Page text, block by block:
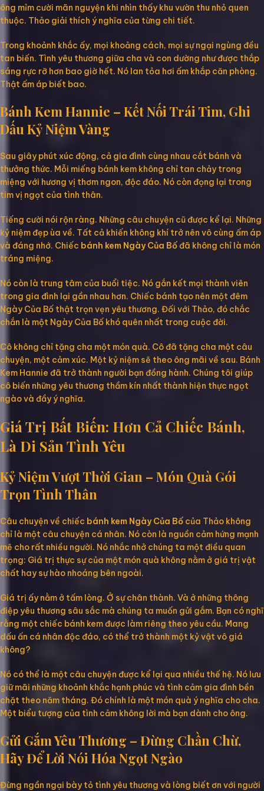
ông mỉm cười mãn nguyện khi nhìn thấy khu vườn thu nhỏ quen
thuộc. Thảo giải thích ý nghĩa của từng chi tiết.
Trong khoảnh khắc ấy, mọi khoảng cách, mọi sự ngại ngùng đều
tan biến. Tình yêu thương giữa cha và con dường như được thắp
sáng rực rỡ hơn bao giờ hết. Nó lan tỏa hơi ấm khắp căn phòng.
Thật ấm áp biết bao.
Bánh Kem Hannie – Kết Nối Trái Tim, Ghi
Dấu Kỷ Niệm Vàng
Sau giây phút xúc động, cả gia đình cùng nhau cắt bánh và
thưởng thức. Mỗi miếng bánh kem không chỉ tan chảy trong
miệng với hương vị thơm ngon, độc đáo. Nó còn đọng lại trong
tim vị ngọt của tình thân.
Tiếng cười nói rộn ràng. Những câu chuyện cũ được kể lại. Những
kỷ niệm đẹp ùa về. Tất cả khiến không khí trở nên vô cùng ấm áp
và đáng nhớ. Chiếc bánh kem Ngày Của Bốđã không chỉ là món
tráng miệng.
Nó còn là trung tâm của buổi tiệc. Nó gắn kết mọi thành viên
trong gia đình lại gần nhau hơn. Chiếc bánh tạo nên một đêm
Ngày Của Bố thật trọn vẹn yêu thương. Đối với Thảo, đó chắc
chắn là một Ngày Của Bố khó quên nhất trong cuộc đời.
Cô không chỉ tặng cha một món quà. Cô đã tặng cha một câu
chuyện, một cảm xúc. Một kỷ niệm sẽ theo ông mãi về sau. Bánh
Kem Hannie đã trở thành người bạn đồng hành. Chúng tôi giúp
cô biến những yêu thương thầm kín nhất thành hiện thực ngọt
ngào và đầy ý nghĩa.
Giá Trị Bất Biến: Hơn Cả Chiếc Bánh,
Là Di Sản Tình Yêu
Kỷ Niệm Vượt Thời Gian – Món Quà Gói
Trọn Tình Thân
Câu chuyện về chiếc bánh kem Ngày Của Bố của Thảo không
chỉ là một câu chuyện cá nhân. Nó còn là nguồn cảm hứng mạnh
mẽ cho rất nhiều người. Nó nhắc nhở chúng ta một điều quan
trọng: Giá trị thực sự của một món quà không nằm ở giá trị vật
chất hay sự hào nhoáng bên ngoài.
Giá trị ấy nằm ở tấm lòng. Ở sự chân thành. Và ở những thông
điệp yêu thương sâu sắc mà chúng ta muốn gửi gắm. Bạn có nghĩ
rằng một chiếc bánh kem được làm riêng theo yêu cầu. Mang
dấu ấn cá nhân độc đáo, có thể trở thành một kỷ vật vô giá
không?
Nó có thể là một câu chuyện được kể lại qua nhiều thế hệ. Nó lưu
giữ mãi những khoảnh khắc hạnh phúc và tình cảm gia đình bền
chặt theo năm tháng. Đó chính là một món quà ý nghĩa cho cha.
Một biểu tượng của tình cảm không lời mà bạn dành cho ông.
Gửi Gắm Yêu Thương – Đừng Chần Chừ,
Hãy Để Lời Nói Hóa Ngọt Ngào
Đừng ngần ngại bày tỏ tình yêu thương và lòng biết ơn với người